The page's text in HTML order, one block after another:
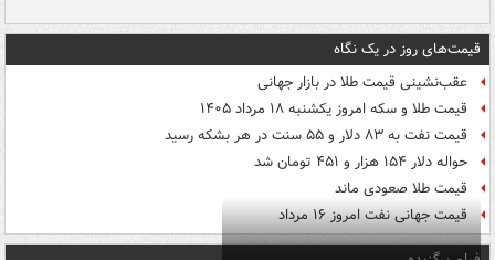
قیمت‌های روز در یک نگاه
عقب‌نشینی قیمت طلا در بازار جهانی
قیمت طلا و سکه امروز یکشنبه ۱۸ مرداد ۱۴۰۵
قیمت نفت به ۸۳ دلار و ۵۵ سنت در هر بشکه رسید
حواله دلار ۱۵۴ هزار و ۴۵۱ تومان شد
قیمت طلا صعودی ماند
قیمت جهانی نفت امروز ۱۶ مرداد